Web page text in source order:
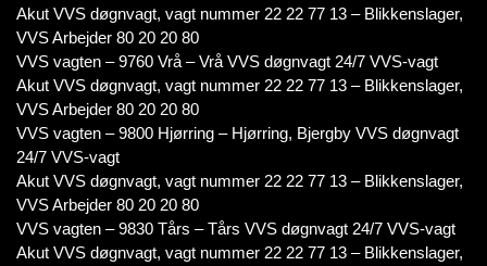
Akut VVS døgnvagt, vagt nummer 22 22 77 13 – Blikkenslager,
VVS Arbejder 80 20 20 80
VVS vagten – 9760 Vrå – Vrå VVS døgnvagt 24/7 VVS-vagt
Akut VVS døgnvagt, vagt nummer 22 22 77 13 – Blikkenslager,
VVS Arbejder 80 20 20 80
VVS vagten – 9800 Hjørring – Hjørring, Bjergby VVS døgnvagt
24/7 VVS-vagt
Akut VVS døgnvagt, vagt nummer 22 22 77 13 – Blikkenslager,
VVS Arbejder 80 20 20 80
VVS vagten – 9830 Tårs – Tårs VVS døgnvagt 24/7 VVS-vagt
Akut VVS døgnvagt, vagt nummer 22 22 77 13 – Blikkenslager,